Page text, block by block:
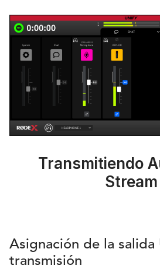
Transmitiendo
Stream
Asignación de la salida
transmisión